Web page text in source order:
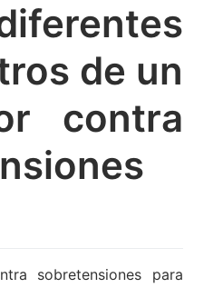
de un
contra
sobretensiones para